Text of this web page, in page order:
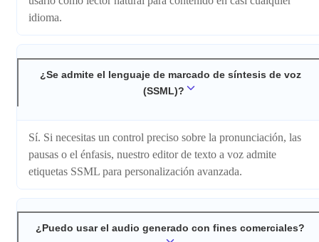
idioma.
¿Se admite el lenguaje de marcado de síntesis de voz
(SSML)?
Sí. Si necesitas un control preciso sobre la pronunciación, las
pausas o el énfasis, nuestro editor de texto a voz admite
etiquetas SSML para personalización avanzada.
¿Puedo usar el audio generado con fines comerciales?